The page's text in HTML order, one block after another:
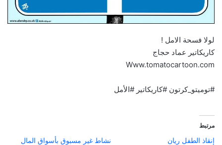
لولا فسحة الامل !
كاريكاتير عماد حجاج
Www.tomatocartoon.com
#توميتو_كرتون #كاريكاتير #الأمل
مرتبط
إنقاذ الطفل ريان
نشاط غير مسبوق بأسواق المال